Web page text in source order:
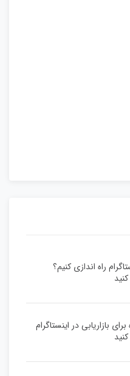
راه اندازی کنیم؟
بازاریابی در اینستاگرام